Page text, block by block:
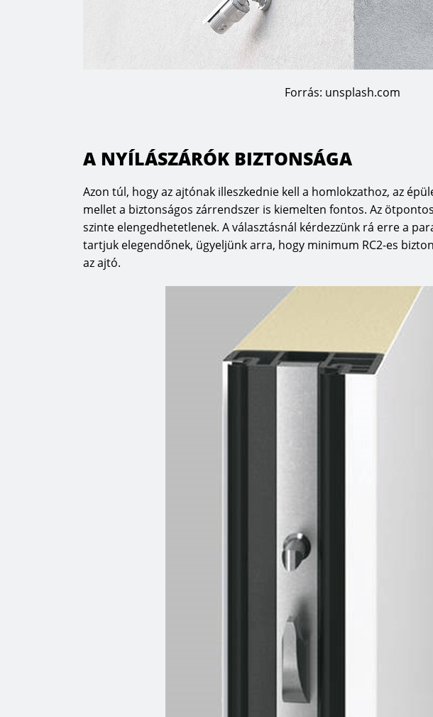
Forrás: unsplash.com
A NYÍLÁSZÁRÓK BIZTONSÁGA
Azon túl, hogy az ajtónak illeszkednie kell a homlokzathoz, az
mellet a biztonságos zárrendszer is kiemelten fontos. Az
szinte elengedhetetlenek. A választásnál kérdezzünk rá erre a
tartjuk elegendőnek, ügyeljünk arra, hogy minimum RC2-es
az ajtó.